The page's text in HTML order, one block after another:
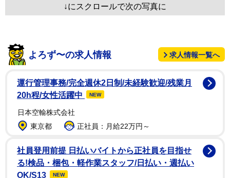
↓にスクロールで次の写真に
よろず〜の求人情報 求人情報一覧へ
運行管理事務/完全週休2日制/未経験歓迎/残業月
20h程/女性活躍中
NEW
日本空輸株式会社
東京都
正社員：月給22万円～
社員登用前提 日払いバイトから正社員を目指せ
る!検品・梱包・軽作業スタッフ/日払い・週払い
OK/S13
NEW